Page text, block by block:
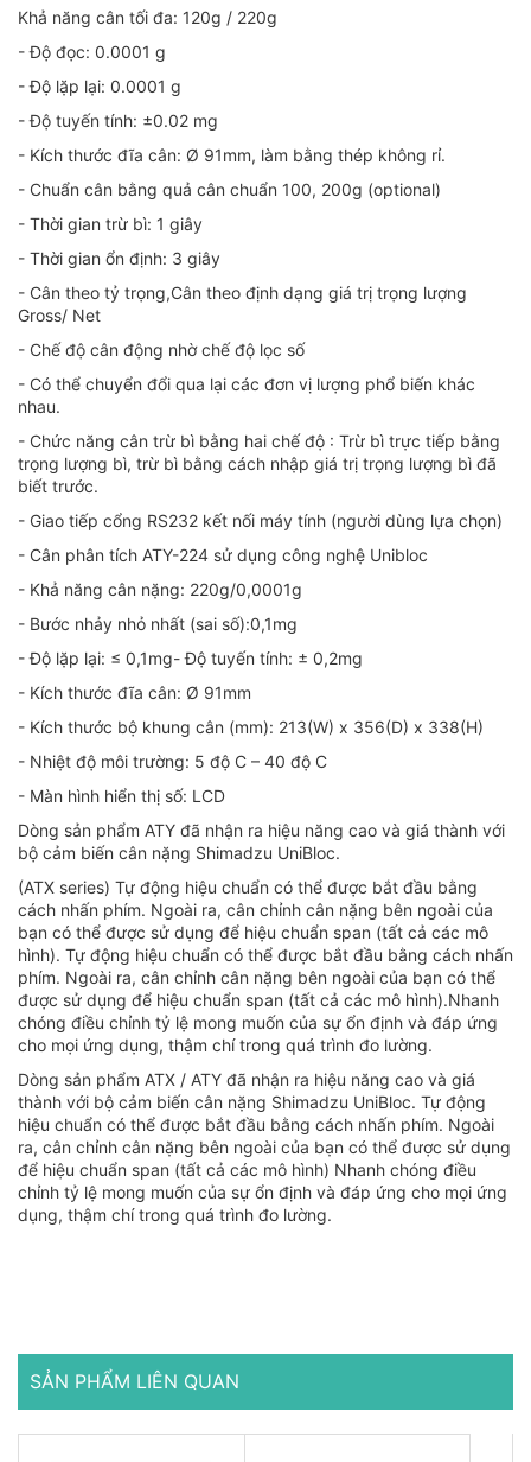
Khả năng cân tối đa: 120g / 220g
- Độ đọc: 0.0001 g
- Độ lặp lại: 0.0001 g
- Độ tuyến tính: ±0.02 mg
- Kích thước đĩa cân: Ø 91mm, làm bằng thép không rỉ.
- Chuẩn cân bằng quả cân chuẩn 100, 200g (optional)
- Thời gian trừ bì: 1 giây
- Thời gian ổn định: 3 giây
- Cân theo tỷ trọng,Cân theo định dạng giá trị trọng lượng
Gross/ Net
- Chế độ cân động nhờ chế độ lọc số
- Có thể chuyển đổi qua lại các đơn vị lượng phổ biến khác
nhau.
- Chức năng cân trừ bì bằng hai chế độ : Trừ bì trực tiếp bằng
trọng lượng bì, trừ bì bằng cách nhập giá trị trọng lượng bì đã
biết trước.
- Giao tiếp cổng RS232 kết nối máy tính (người dùng lựa chọn)
- Cân phân tích ATY-224 sử dụng công nghệ Unibloc
- Khả năng cân nặng: 220g/0,0001g
- Bước nhảy nhỏ nhất (sai số):0,1mg
- Độ lặp lại: ≤ 0,1mg- Độ tuyến tính: ± 0,2mg
- Kích thước đĩa cân: Ø 91mm
- Kích thước bộ khung cân (mm): 213(W) x 356(D) x 338(H)
- Nhiệt độ môi trường: 5 độ C – 40 độ C
- Màn hình hiển thị số: LCD
Dòng sản phẩm ATY đã nhận ra hiệu năng cao và giá thành với
bộ cảm biến cân nặng Shimadzu UniBloc.
(ATX series) Tự động hiệu chuẩn có thể được bắt đầu bằng
cách nhấn phím. Ngoài ra, cân chỉnh cân nặng bên ngoài của
bạn có thể được sử dụng để hiệu chuẩn span (tất cả các mô
hình). Tự động hiệu chuẩn có thể được bắt đầu bằng cách nhấn
phím. Ngoài ra, cân chỉnh cân nặng bên ngoài của bạn có thể
được sử dụng để hiệu chuẩn span (tất cả các mô hình).Nhanh
chóng điều chỉnh tỷ lệ mong muốn của sự ổn định và đáp ứng
cho mọi ứng dụng, thậm chí trong quá trình đo lường.
Dòng sản phẩm ATX / ATY đã nhận ra hiệu năng cao và giá
thành với bộ cảm biến cân nặng Shimadzu UniBloc. Tự động
hiệu chuẩn có thể được bắt đầu bằng cách nhấn phím. Ngoài
ra, cân chỉnh cân nặng bên ngoài của bạn có thể được sử dụng
để hiệu chuẩn span (tất cả các mô hình) Nhanh chóng điều
chỉnh tỷ lệ mong muốn của sự ổn định và đáp ứng cho mọi ứng
dụng, thậm chí trong quá trình đo lường.
SẢN PHẨM LIÊN QUAN